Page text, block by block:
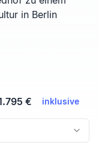
in Berlin
€ inklusive